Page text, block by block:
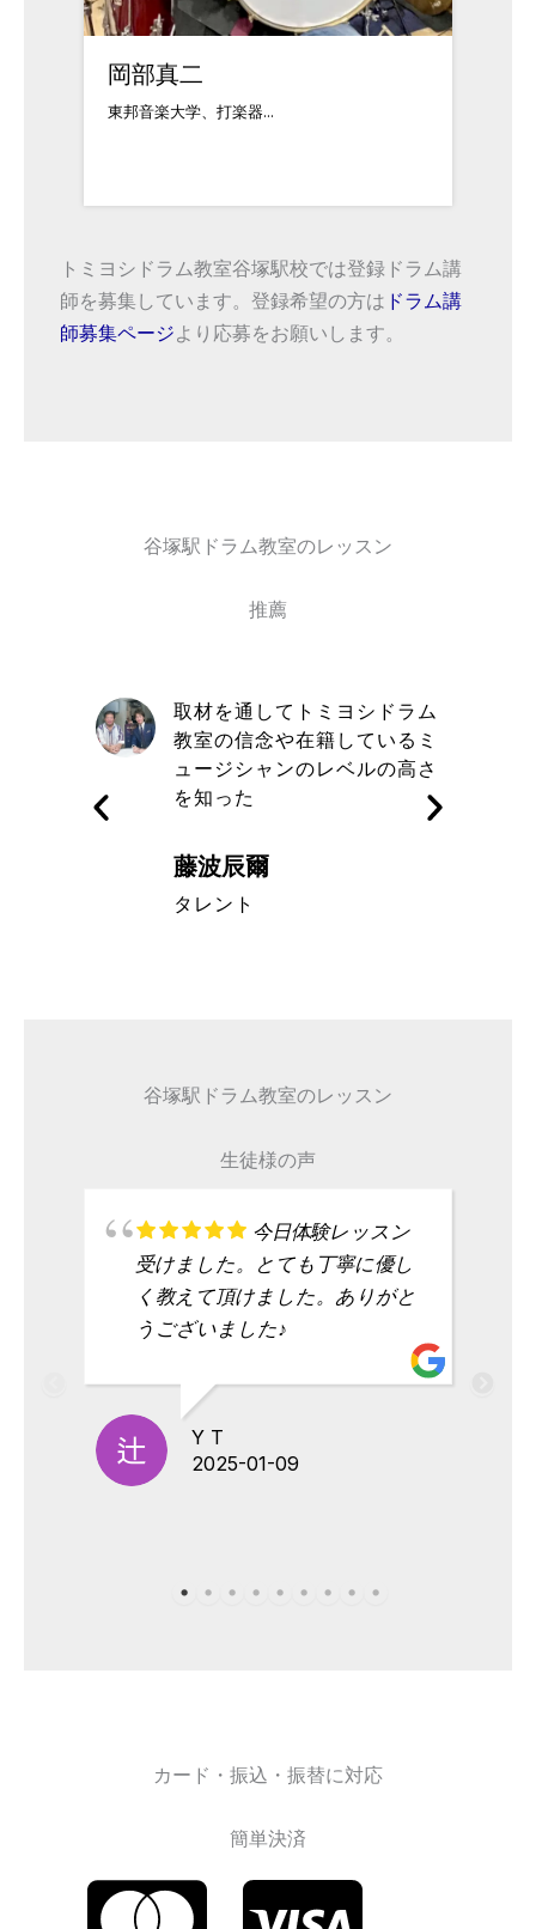
渡邉千尋
1988年9月14日...
トミヨシドラム教室谷塚駅校では登録ドラム講
師を募集しています。登録希望の方は ドラム講
師募集ページより応募をお願いします。
谷塚駅ドラム教室のレッスン
推薦
取材を通してトミヨシドラム
教室の信念や在籍しているミ
ュージシャンのレベルの高さ
を知った
藤波辰爾
タレント
谷塚駅ドラム教室のレッスン
生徒様の声
今日体験レッスン
受けました。とても丁寧に優し
く教えて頂けました。ありがと
うございました♪
Y T
2025-01-09
カード・振込・振替に対応
簡単決済